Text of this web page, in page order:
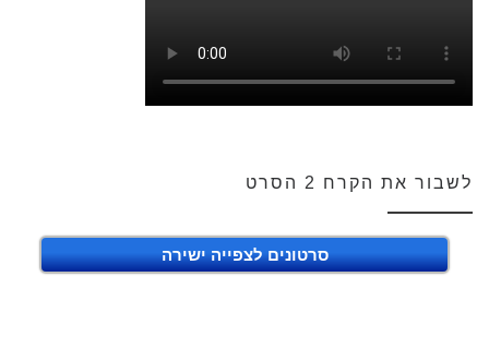
לשבור את הקרח 2 הסרט
סרטונים לצפייה ישירה